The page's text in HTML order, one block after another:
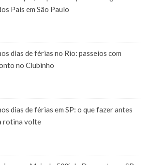
Pais em São Paulo
dias de férias no Rio: passeios com
no Clubinho
dias de férias em SP: o que fazer antes
rotina volte